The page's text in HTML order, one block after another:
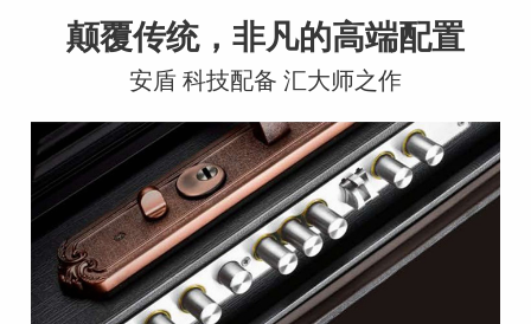
颠覆传统，非凡的高端配置
安盾 科技配备 汇大师之作